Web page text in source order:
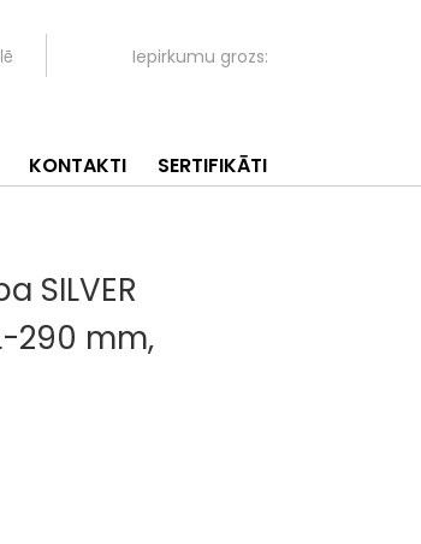
Iepirkumu grozs:
KONTAKTI SERTIFIKĀTI
SILVER
290 mm,